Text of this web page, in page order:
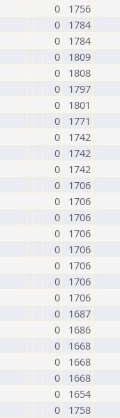
0
1756
0
1784
0
1784
0
1809
0
1808
0
1797
0
1801
0
1771
0
1742
0
1742
0
1742
0
1706
0
1706
0
1706
0
1706
0
1706
0
1706
0
1706
0
1706
0
1687
0
1686
0
1668
0
1668
0
1668
0
1654
0
1758